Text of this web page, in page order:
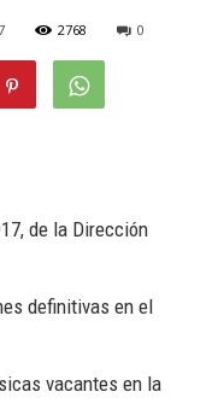
2768 0
de la Dirección
definitivas en el
vacantes en la